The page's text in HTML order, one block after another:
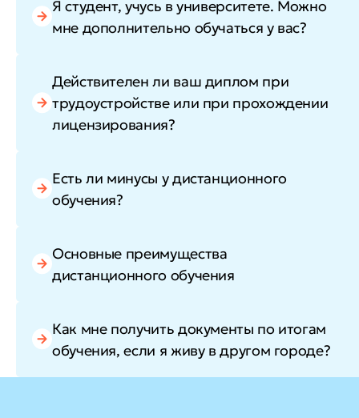
Я студент, учусь в университете. Можно
мне дополнительно обучаться у вас?
Действителен ли ваш диплом при
трудоустройстве или при прохождении
лицензирования?
Есть ли минусы у дистанционного
обучения?
Основные преимущества
дистанционного обучения
Как мне получить документы по итогам
обучения, если я живу в другом городе?